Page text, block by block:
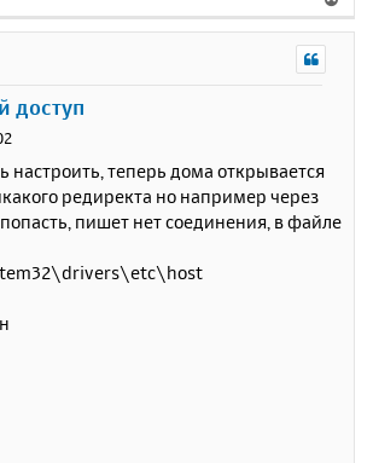
е
доступ
настроить, теперь дома открывается
редиректа но например через
пишет нет соединения, в файле